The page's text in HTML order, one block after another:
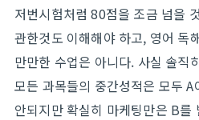
저번시험처럼 80점을 조금 넘을
관한것도 이해해야 하고, 영어 독
만만한 수업은 아니다. 사실 솔직
모든 과목들의 중간성적은 모두
안되지만 확실히 마케팅만은 B를